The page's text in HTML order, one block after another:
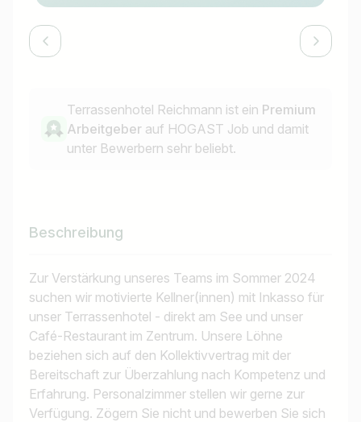
Terrassenhotel Reichmann ist ein Premium
Arbeitgeber auf HOGAST Job und damit
unter Bewerbern sehr beliebt.
Beschreibung
Zur Verstärkung unseres Teams im Sommer 2024
suchen wir motivierte Kellner(innen) mit Inkasso für
unser Terrassenhotel - direkt am See und unser
Café-Restaurant im Zentrum. Unsere Löhne
beziehen sich auf den Kollektivvertrag mit der
Bereitschaft zur Überzahlung nach Kompetenz und
Erfahrung. Personalzimmer stellen wir gerne zur
Verfügung. Zögern Sie nicht und bewerben Sie sich